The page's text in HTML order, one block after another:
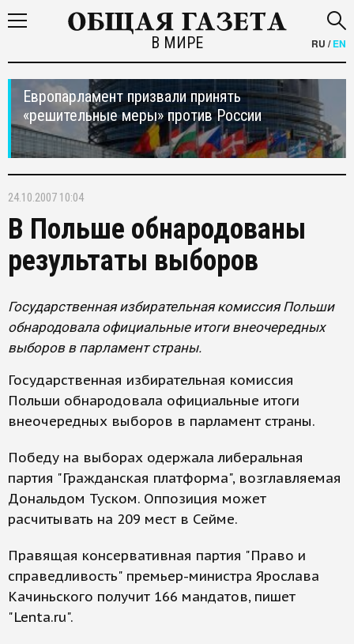
В МИРЕ RU /EN
Европарламент призвали принять
«решительные меры» против России
24.10.2007 10:04
В Польше обнародованы
результаты выборов
Государственная избирательная комиссия Польши
обнародовала официальные итоги внеочередных
выборов в парламент страны.
Государственная избирательная комиссия
Польши обнародовала официальные итоги
внеочередных выборов в парламент страны.
Победу на выборах одержала либеральная
партия "Гражданская платформа", возглавляемая
Дональдом Туском. Оппозиция может
расчитывать на 209 мест в Сейме.
Правящая консервативная партия "Право и
справедливость" премьер-министра Ярослава
Качиньского получит 166 мандатов, пишет
"Lenta.ru".